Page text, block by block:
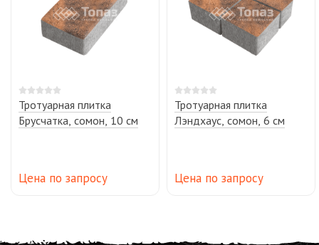
Тротуарная плитка
Брусчатка, сомон, 10 см
Цена по запросу
Тротуарная плитка
Лэндхаус, сомон, 6 см
Цена по запросу